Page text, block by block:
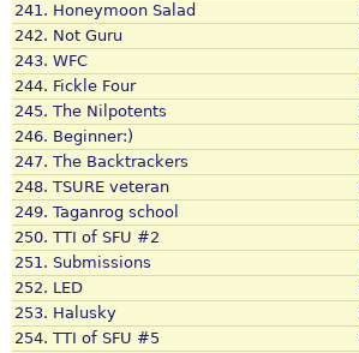
241. Honeymoon Salad
242. Not Guru
243. WFC
244. Fickle Four
245. The Nilpotents
246. Beginner:)
247. The Backtrackers
248. TSURE veteran
249. Taganrog school
250. TTI of SFU #2
251. Submissions
252. LED
253. Halusky
254. TTI of SFU #5